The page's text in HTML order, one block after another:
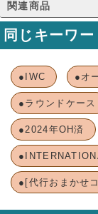
関連商品
同じキーワ
●IWC ●オ
●ラウンドケース
●2024年OH済
●[代行おまかせ